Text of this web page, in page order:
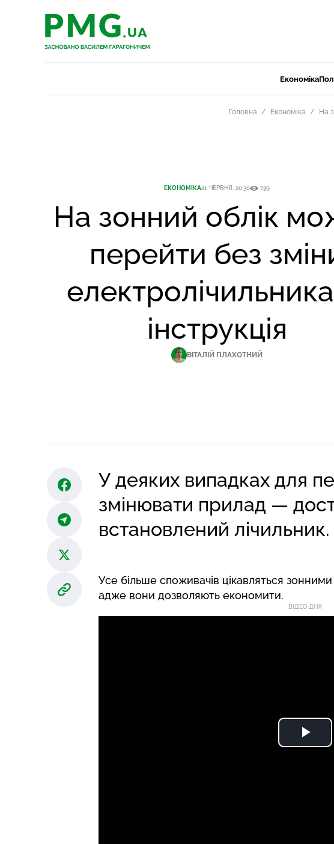
PMG.ua
PMG.ua
Економіка
Головна Економіка На
ЕКОНОМІКА21 ЧЕРВНЯ, 20:30 739
На зонний облік
перейти без
інструкція
ВІТАЛІЙ ПЛАХОТНИЙ
У деяких випадках для
змінювати прилад —
встановлений лічильник.
Усе більше споживачів цікавляться зонними
адже вони дозволяють економити.
ВІДЕО ДНЯ